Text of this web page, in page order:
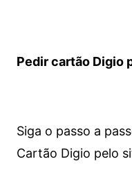
Pedir cartão Digio
Siga o passo a
Cartão Digio pelo